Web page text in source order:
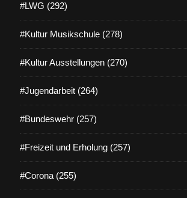
#LWG (292)
#Kultur Musikschule (278)
#Kultur Ausstellungen (270)
#Jugendarbeit (264)
#Bundeswehr (257)
#Freizeit und Erholung (257)
#Corona (255)